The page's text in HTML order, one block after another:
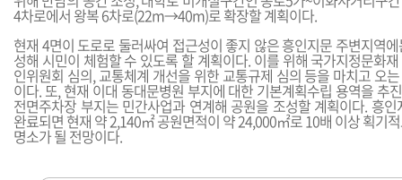
4차로에서 왕복 6차로(22m→40m)로 확장할 계획이다.
현재 4면이 도로로 둘러싸여 접근성이 좋지 않은 흥인지문 주변지역
성해 시민이 체험할 수 있도록 할 계획이다. 이를 위해 국가지정문화
인위원회 심의, 교통체계 개선을 위한 교통규제 심의 등을 마치고 오
이다. 또, 현재 이대 동대문병원 부지에 대한 기본계획수립 용역을 추
전면주차장 부지는 민간사업과 연계해 공원을 조성할 계획이다. 흥
완료되면 현재 약 2,140㎡ 공원면적이 약 24,000㎡로 10배 이상 획기
명소가 될 전망이다.